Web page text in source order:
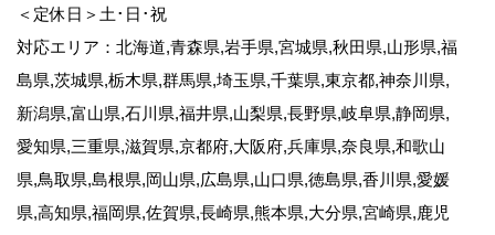
＜定休日＞土･日･祝
対応エリア：北海道,青森県,岩手県,宮城県,秋田県,山形県,福
島県,茨城県,栃木県,群馬県,埼玉県,千葉県,東京都,神奈川県,
新潟県,富山県,石川県,福井県,山梨県,長野県,岐阜県,静岡県,
愛知県,三重県,滋賀県,京都府,大阪府,兵庫県,奈良県,和歌山
県,鳥取県,島根県,岡山県,広島県,山口県,徳島県,香川県,愛媛
県,高知県,福岡県,佐賀県,長崎県,熊本県,大分県,宮崎県,鹿児